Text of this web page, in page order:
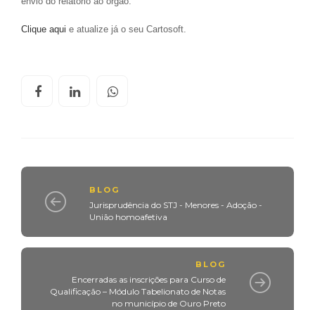
Clique aqui e atualize já o seu Cartosoft.
BLOG
Jurisprudência do STJ - Menores - Adoção -
União homoafetiva
BLOG
Encerradas as inscrições para Curso de
Qualificação – Módulo Tabelionato de Notas
no município de Ouro Preto